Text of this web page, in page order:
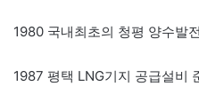
1980 국내최초의 청평 양수발
1987 평택 LNG기지 공급설비